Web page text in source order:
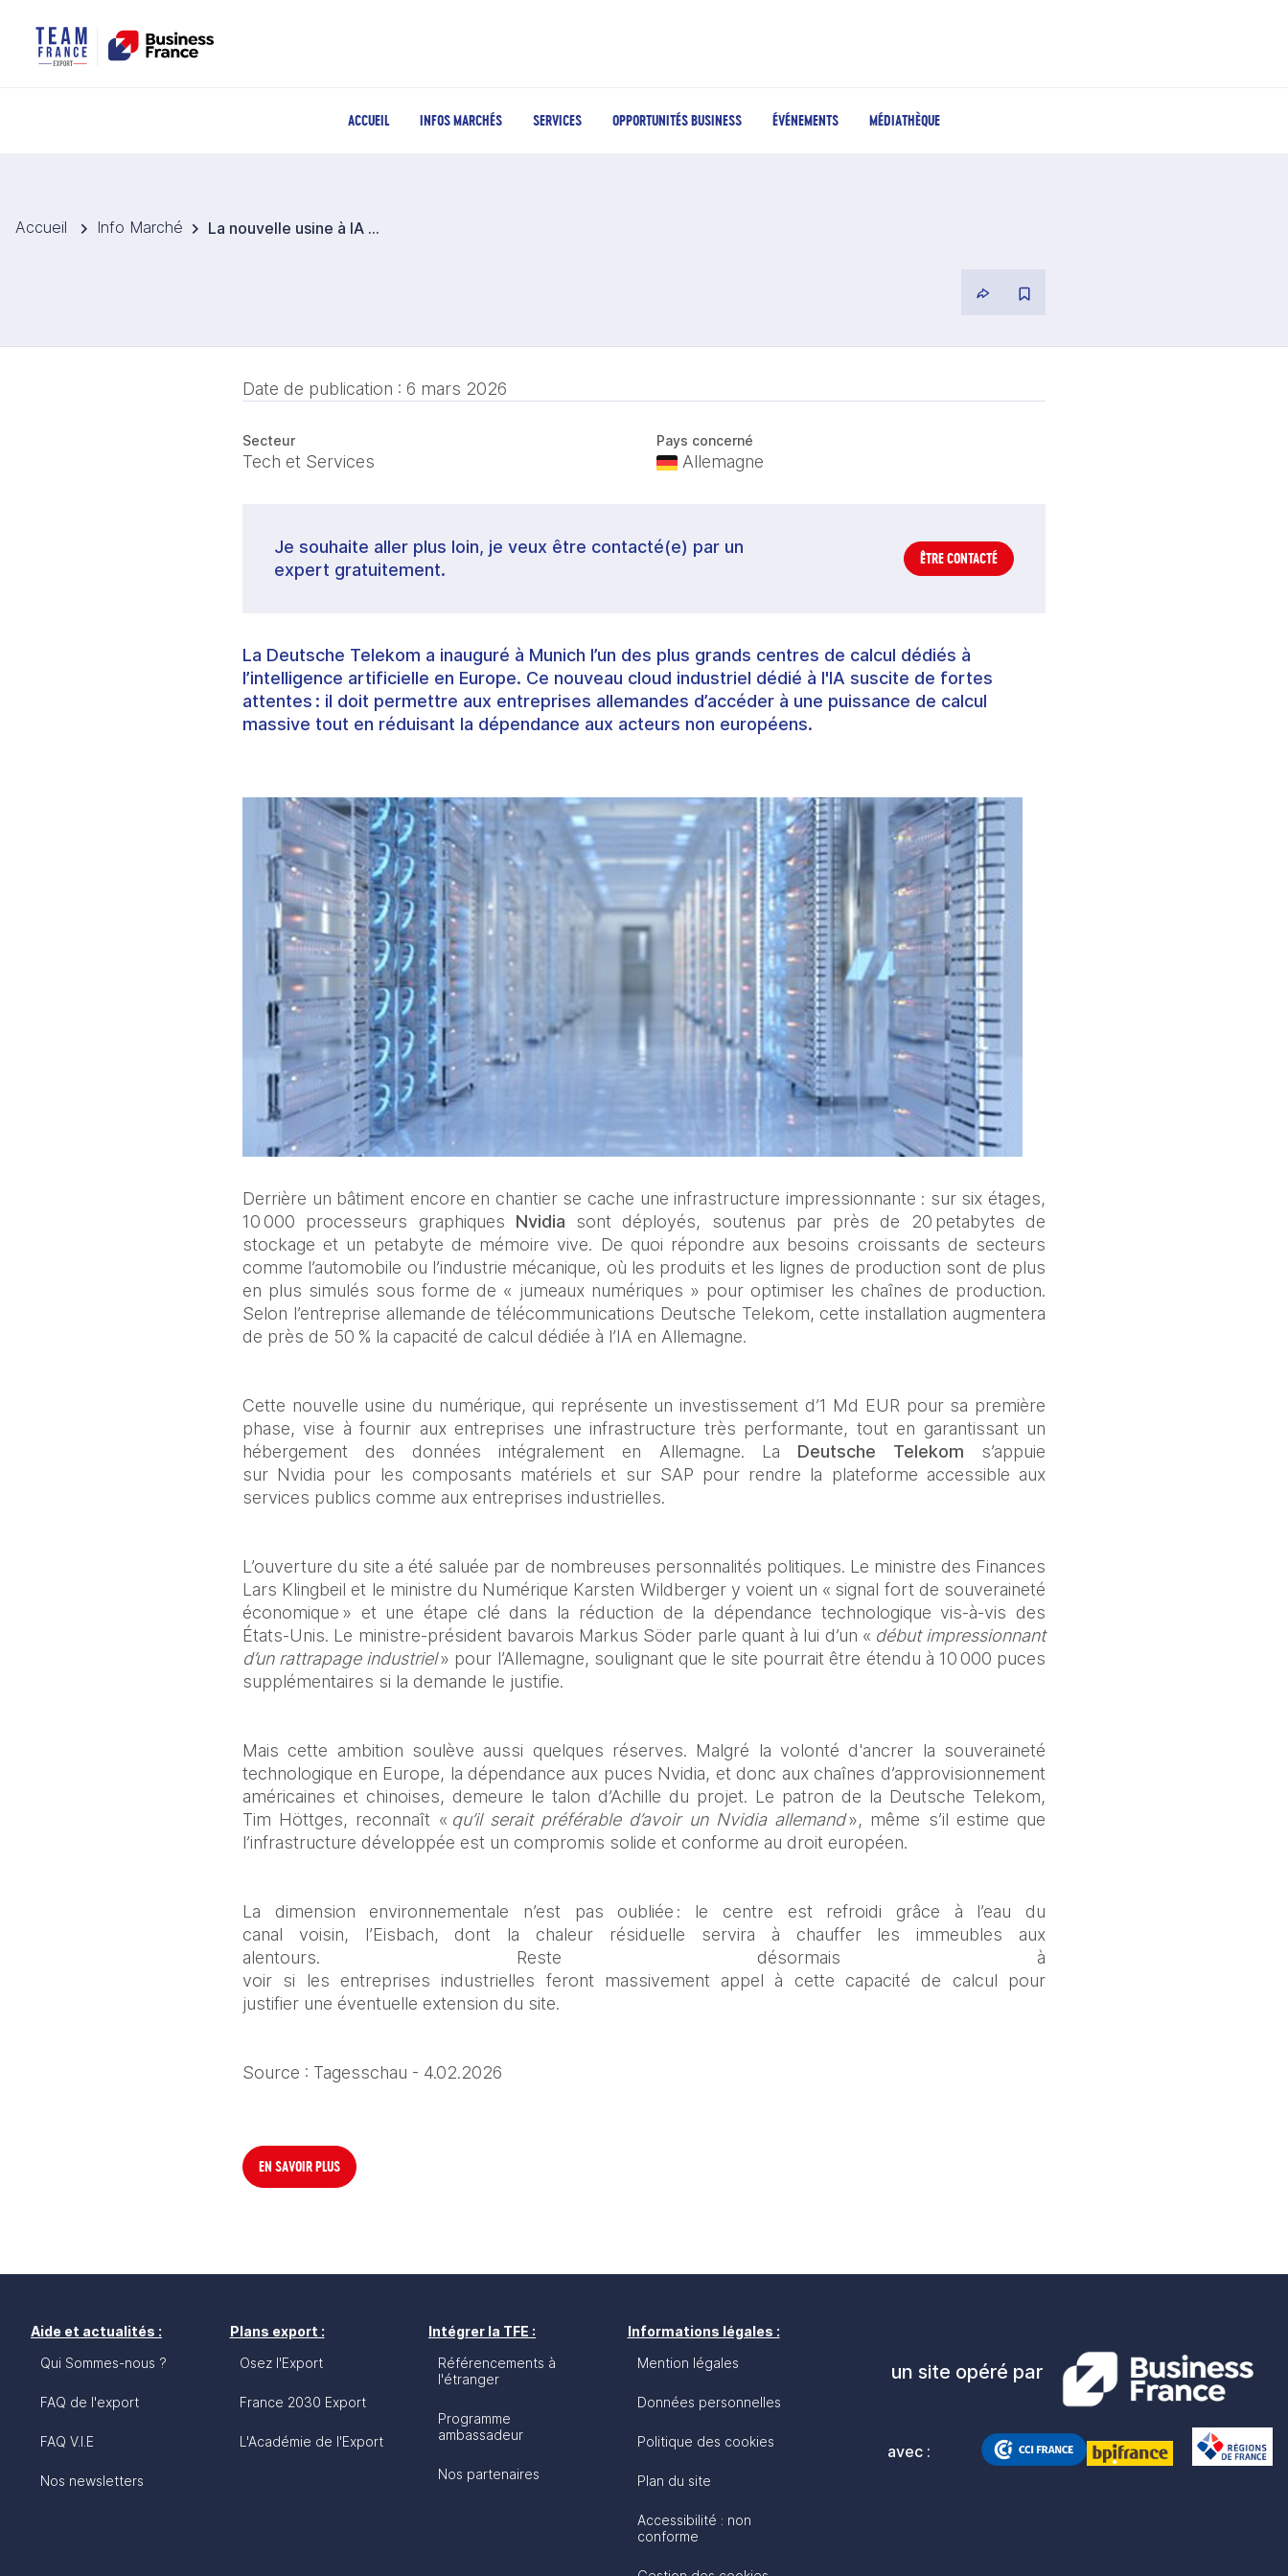
ACCUEIL INFOS MARCHÉS SERVICES OPPORTUNITÉS BUSINESS ÉVÉNEMENTS MÉDIATHÈQUE
Accueil Info Marché La nouvelle usine à IA de la Deutsche Telekom renforce l’ambition d’une souveraineté numérique européenne
Date de publication : 6 mars 2026
Secteur
Tech et Services
Pays concerné
Allemagne
Je souhaite aller plus loin, je veux être contacté(e) par un
expert gratuitement.
ÊTRE CONTACTÉ
La Deutsche Telekom a inauguré à Munich l’un des plus grands centres de calcul dédiés à
l’intelligence artificielle en Europe. Ce nouveau cloud industriel dédié à l'IA suscite de fortes
attentes : il doit permettre aux entreprises allemandes d’accéder à une puissance de calcul
massive tout en réduisant la dépendance aux acteurs non européens.
Derrière un bâtiment encore en chantier se cache une infrastructure impressionnante : sur six étages,
10 000 processeurs graphiques Nvidia sont déployés, soutenus par près de 20 petabytes de
stockage et un petabyte de mémoire vive. De quoi répondre aux besoins croissants de secteurs
comme l’automobile ou l’industrie mécanique, où les produits et les lignes de production sont de plus
en plus simulés sous forme de « jumeaux numériques » pour optimiser les chaînes de production.
Selon l’entreprise allemande de télécommunications Deutsche Telekom, cette installation augmentera
de près de 50 % la capacité de calcul dédiée à l’IA en Allemagne.
Cette nouvelle usine du numérique, qui représente un investissement d’1 Md EUR pour sa première
phase, vise à fournir aux entreprises une infrastructure très performante, tout en garantissant un
hébergement des données intégralement en Allemagne. La Deutsche Telekom s’appuie
sur Nvidia pour les composants matériels et sur SAP pour rendre la plateforme accessible aux
services publics comme aux entreprises industrielles.
L’ouverture du site a été saluée par de nombreuses personnalités politiques. Le ministre des Finances
Lars Klingbeil et le ministre du Numérique Karsten Wildberger y voient un « signal fort de souveraineté
économique » et une étape clé dans la réduction de la dépendance technologique vis‑à‑vis des
États‑Unis. Le ministre‑président bavarois Markus Söder parle quant à lui d’un « début impressionnant
d’un rattrapage industriel » pour l’Allemagne, soulignant que le site pourrait être étendu à 10 000 puces
supplémentaires si la demande le justifie.
Mais cette ambition soulève aussi quelques réserves. Malgré la volonté d'ancrer la souveraineté
technologique en Europe, la dépendance aux puces Nvidia, et donc aux chaînes d’approvisionnement
américaines et chinoises, demeure le talon d’Achille du projet. Le patron de la Deutsche Telekom,
Tim Höttges, reconnaît « qu’il serait préférable d’avoir un Nvidia allemand », même s’il estime que
l’infrastructure développée est un compromis solide et conforme au droit européen.
La dimension environnementale n’est pas oubliée : le centre est refroidi grâce à l’eau du
canal voisin, l’Eisbach, dont la chaleur résiduelle servira à chauffer les immeubles aux
alentours. Reste désormais à
voir si les entreprises industrielles feront massivement appel à cette capacité de calcul pour
justifier une éventuelle extension du site.
Source : Tagesschau - 4.02.2026
EN SAVOIR PLUS
Aide et actualités :
Qui Sommes-nous ?
FAQ de l'export
FAQ V.I.E
Nos newsletters
Plans export :
Osez l'Export
France 2030 Export
L'Académie de l'Export
Intégrer la TFE :
Référencements à
l'étranger
Programme
ambassadeur
Nos partenaires
Informations légales :
Mention légales
Données personnelles
Politique des cookies
Plan du site
Accessibilité : non
conforme
un site opéré par
avec :